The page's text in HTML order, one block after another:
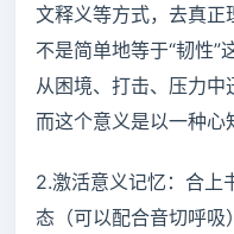
文释义等方式，去真
不是简单地等于“韧性”
从困境、打击、压力中
而这个意义是以一种心
2.激活意义记忆：合上
态（可以配合音切呼